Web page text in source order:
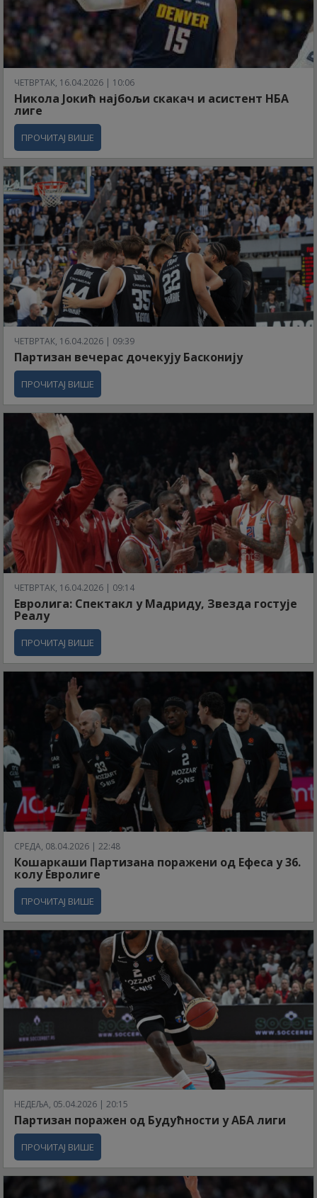
ЧЕТВРТАК, 16.04.2026 | 10:06
Никола Јокић најбољи скакач и асистент НБА
лиге
ПРОЧИТАЈ ВИШЕ
ЧЕТВРТАК, 16.04.2026 | 09:39
Партизан вечерас дочекују Басконију
ПРОЧИТАЈ ВИШЕ
ЧЕТВРТАК, 16.04.2026 | 09:14
Евролига: Спектакл у Мадриду, Звезда гостује
Реалу
ПРОЧИТАЈ ВИШЕ
СРЕДА, 08.04.2026 | 22:48
Кошаркаши Партизана поражени од Ефеса у 36.
колу Евролиге
ПРОЧИТАЈ ВИШЕ
НЕДЕЉА, 05.04.2026 | 20:15
Партизан поражен од Будућности у АБА лиги
ПРОЧИТАЈ ВИШЕ